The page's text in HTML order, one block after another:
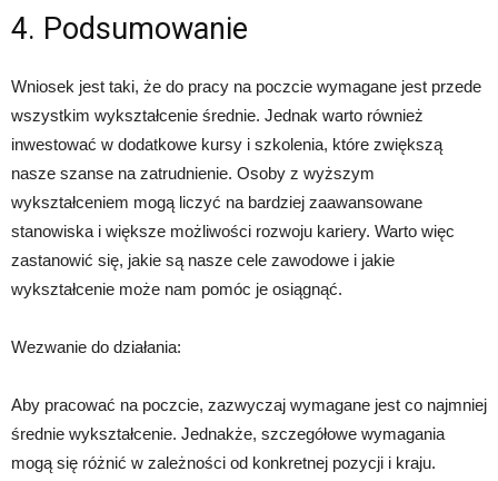
4. Podsumowanie
Wniosek jest taki, że do pracy na poczcie wymagane jest przede
wszystkim wykształcenie średnie. Jednak warto również
inwestować w dodatkowe kursy i szkolenia, które zwiększą
nasze szanse na zatrudnienie. Osoby z wyższym
wykształceniem mogą liczyć na bardziej zaawansowane
stanowiska i większe możliwości rozwoju kariery. Warto więc
zastanowić się, jakie są nasze cele zawodowe i jakie
wykształcenie może nam pomóc je osiągnąć.
Wezwanie do działania:
Aby pracować na poczcie, zazwyczaj wymagane jest co najmniej
średnie wykształcenie. Jednakże, szczegółowe wymagania
mogą się różnić w zależności od konkretnej pozycji i kraju.